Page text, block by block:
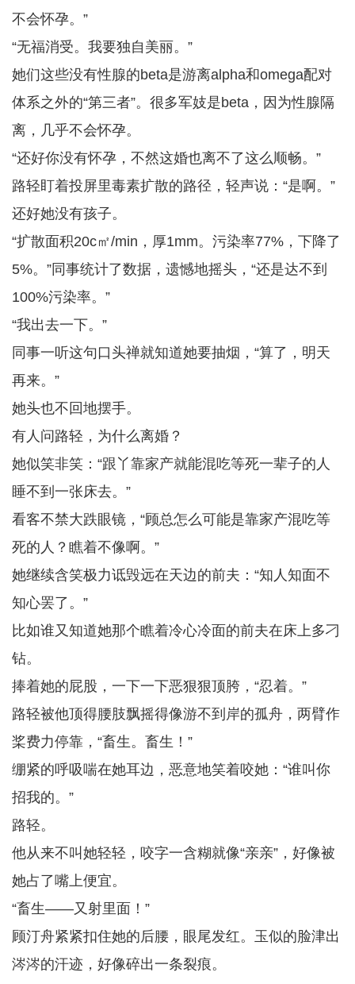
不会怀孕。”
“无福消受。我要独自美丽。”
她们这些没有性腺的beta是游离alpha和omega配对
体系之外的“第三者”。很多军妓是beta，因为性腺隔
离，几乎不会怀孕。
“还好你没有怀孕，不然这婚也离不了这么顺畅。”
路轻盯着投屏里毒素扩散的路径，轻声说：“是啊。”
还好她没有孩子。
“扩散面积20c㎡/min，厚1mm。污染率77%，下降了
5%。”同事统计了数据，遗憾地摇头，“还是达不到
100%污染率。”
“我出去一下。”
同事一听这句口头禅就知道她要抽烟，“算了，明天
再来。”
她头也不回地摆手。
有人问路轻，为什么离婚？
她似笑非笑：“跟丫靠家产就能混吃等死一辈子的人
睡不到一张床去。”
看客不禁大跌眼镜，“顾总怎么可能是靠家产混吃等
死的人？瞧着不像啊。”
她继续含笑极力诋毁远在天边的前夫：“知人知面不
知心罢了。”
比如谁又知道她那个瞧着冷心冷面的前夫在床上多刁
钻。
捧着她的屁股，一下一下恶狠狠顶胯，“忍着。”
路轻被他顶得腰肢飘摇得像游不到岸的孤舟，两臂作
桨费力停靠，“畜生。畜生！”
绷紧的呼吸喘在她耳边，恶意地笑着咬她：“谁叫你
招我的。”
路轻。
他从来不叫她轻轻，咬字一含糊就像“亲亲”，好像被
她占了嘴上便宜。
“畜生——又射里面！”
顾汀舟紧紧扣住她的后腰，眼尾发红。玉似的脸津出
涔涔的汗迹，好像碎出一条裂痕。